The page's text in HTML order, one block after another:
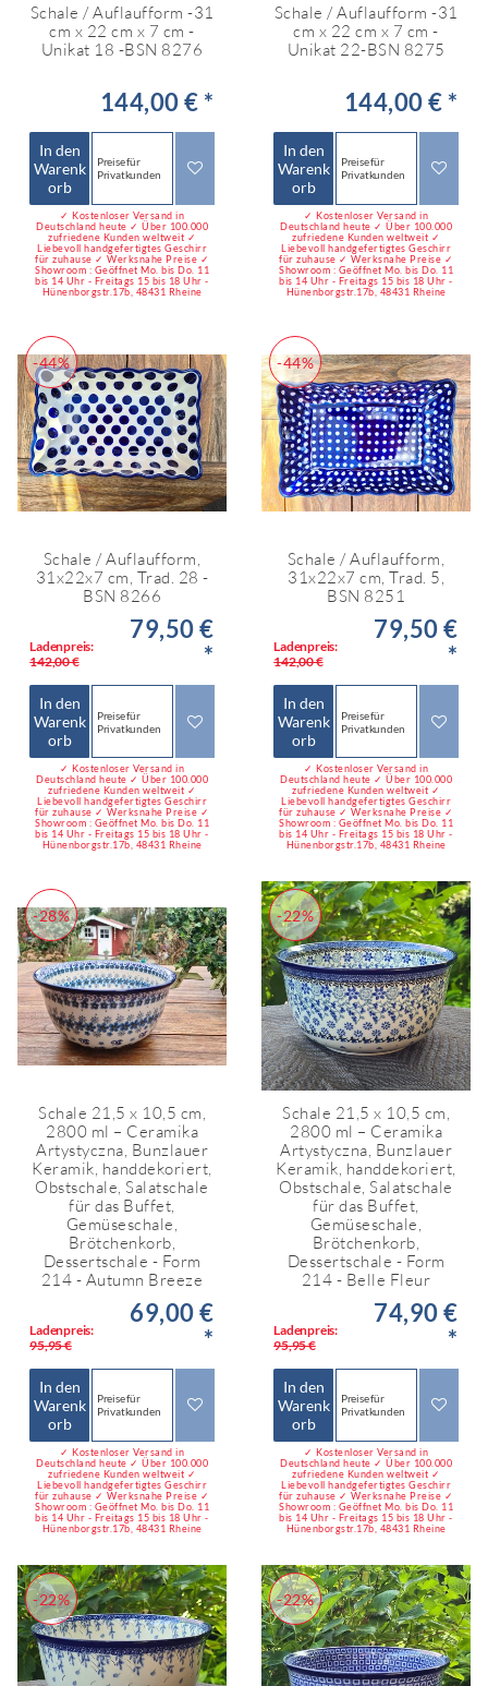
Schale / Auflaufform -31
cm x 22 cm x 7 cm -
Unikat 18 -BSN 8276
144,00 € *
In den
Warenk
orb
Preise für
Privatkunden
✓ Kostenloser Versand in
Deutschland heute ✓ Über 100.000
zufriedene Kunden weltweit ✓
Liebevoll handgefertigtes Geschirr
für zuhause ✓ Werksnahe Preise ✓
Showroom : Geöffnet Mo. bis Do. 11
bis 14 Uhr - Freitags 15 bis 18 Uhr -
Hünenborgstr.17b, 48431 Rheine
Schale / Auflaufform -31
cm x 22 cm x 7 cm -
Unikat 22-BSN 8275
144,00 € *
In den
Warenk
orb
Preise für
Privatkunden
✓ Kostenloser Versand in
Deutschland heute ✓ Über 100.000
zufriedene Kunden weltweit ✓
Liebevoll handgefertigtes Geschirr
für zuhause ✓ Werksnahe Preise ✓
Showroom : Geöffnet Mo. bis Do. 11
bis 14 Uhr - Freitags 15 bis 18 Uhr -
Hünenborgstr.17b, 48431 Rheine
-44%
Schale / Auflaufform,
31x22x7 cm, Trad. 28 -
BSN 8266
Ladenpreis:
142,00 €
79,50 €
*
In den
Warenk
orb
Preise für
Privatkunden
✓ Kostenloser Versand in
Deutschland heute ✓ Über 100.000
zufriedene Kunden weltweit ✓
Liebevoll handgefertigtes Geschirr
für zuhause ✓ Werksnahe Preise ✓
Showroom : Geöffnet Mo. bis Do. 11
bis 14 Uhr - Freitags 15 bis 18 Uhr -
Hünenborgstr.17b, 48431 Rheine
-44%
Schale / Auflaufform,
31x22x7 cm, Trad. 5,
BSN 8251
Ladenpreis:
142,00 €
79,50 €
*
In den
Warenk
orb
Preise für
Privatkunden
✓ Kostenloser Versand in
Deutschland heute ✓ Über 100.000
zufriedene Kunden weltweit ✓
Liebevoll handgefertigtes Geschirr
für zuhause ✓ Werksnahe Preise ✓
Showroom : Geöffnet Mo. bis Do. 11
bis 14 Uhr - Freitags 15 bis 18 Uhr -
Hünenborgstr.17b, 48431 Rheine
-28%
Schale 21,5 x 10,5 cm,
2800 ml – Ceramika
Artystyczna, Bunzlauer
Keramik, handdekoriert,
Obstschale, Salatschale
für das Buffet,
Gemüseschale,
Brötchenkorb,
Dessertschale - Form
214 - Autumn Breeze
Ladenpreis:
95,95 €
69,00 €
*
In den
Warenk
orb
Preise für
Privatkunden
✓ Kostenloser Versand in
Deutschland heute ✓ Über 100.000
zufriedene Kunden weltweit ✓
Liebevoll handgefertigtes Geschirr
für zuhause ✓ Werksnahe Preise ✓
Showroom : Geöffnet Mo. bis Do. 11
bis 14 Uhr - Freitags 15 bis 18 Uhr -
Hünenborgstr.17b, 48431 Rheine
-22%
Schale 21,5 x 10,5 cm,
2800 ml – Ceramika
Artystyczna, Bunzlauer
Keramik, handdekoriert,
Obstschale, Salatschale
für das Buffet,
Gemüseschale,
Brötchenkorb,
Dessertschale - Form
214 - Belle Fleur
Ladenpreis:
95,95 €
74,90 €
*
In den
Warenk
orb
Preise für
Privatkunden
✓ Kostenloser Versand in
Deutschland heute ✓ Über 100.000
zufriedene Kunden weltweit ✓
Liebevoll handgefertigtes Geschirr
für zuhause ✓ Werksnahe Preise ✓
Showroom : Geöffnet Mo. bis Do. 11
bis 14 Uhr - Freitags 15 bis 18 Uhr -
Hünenborgstr.17b, 48431 Rheine
-22% -22%